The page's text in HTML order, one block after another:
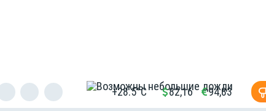
+28.5°C 82,16 94,83